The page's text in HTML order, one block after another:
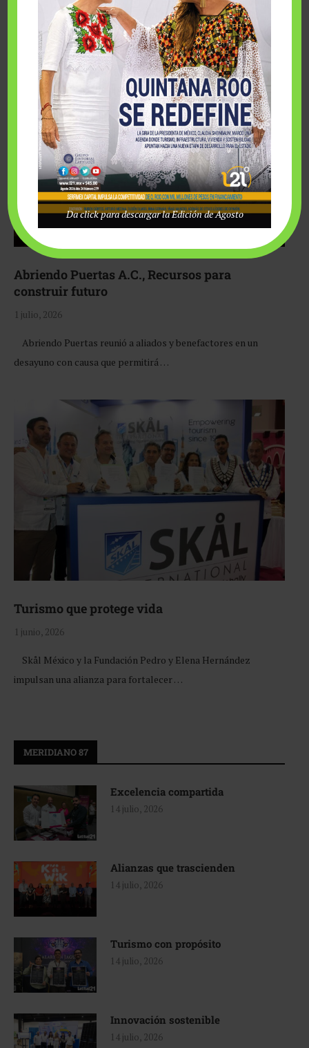
Fairmont Mayakoba y Make-A-Wish México unieron
esfuerzos para hacer realidad el deseo de una …
Abriendo Puertas A.C., Recursos para
construir futuro
1 julio, 2026
Abriendo Puertas reunió a aliados y benefactores en un
desayuno con causa que permitirá …
Turismo que protege vida
1 junio, 2026
Skål México y la Fundación Pedro y Elena Hernández
impulsan una alianza para fortalecer …
MERIDIANO 87
Excelencia compartida
14 julio, 2026
Alianzas que trascienden
14 julio, 2026
Turismo con propósito
14 julio, 2026
Innovación sostenible
14 julio, 2026
Da click para descargar la Edición de Agosto